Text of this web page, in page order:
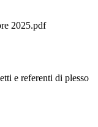
2025.pdf
e referenti di plesso